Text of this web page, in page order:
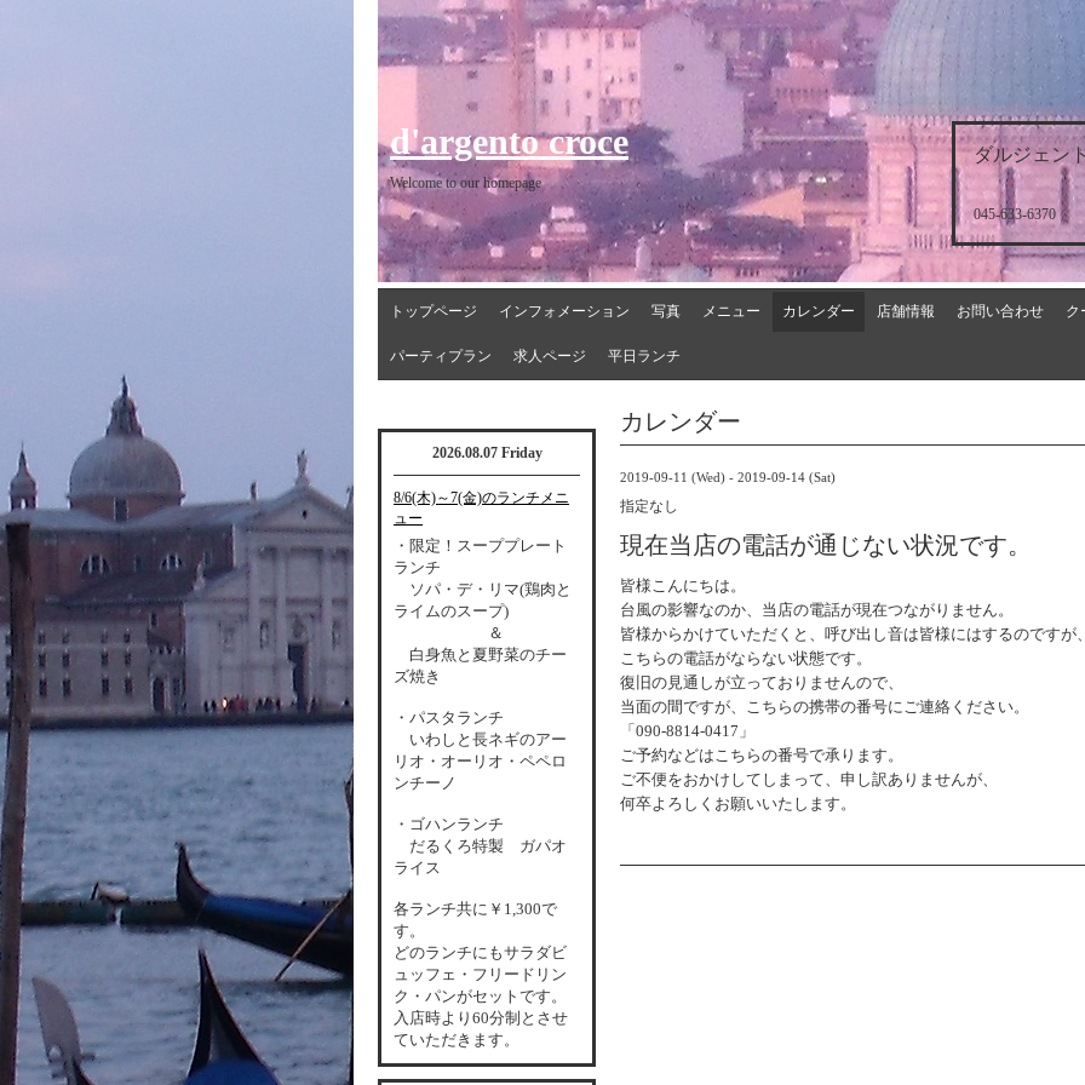
ダルジェン
045-633-6370
d'argento croce
Welcome to our homepage
トップページ インフォメーション 写真 メニュー カレンダー 店舗情報 お問い合わせ ク
パーティプラン 求人ページ 平日ランチ
カレンダー
2019-09-11 (Wed) - 2019-09-14 (Sat)
指定なし
現在当店の電話が通じない状況です。
皆様こんにちは。
台風の影響なのか、当店の電話が現在つながりません。
皆様からかけていただくと、呼び出し音は皆様にはするのですが
こちらの電話がならない状態です。
復旧の見通しが立っておりませんので、
当面の間ですが、こちらの携帯の番号にご連絡ください。
「090-8814-0417」
ご予約などはこちらの番号で承ります。
ご不便をおかけしてしまって、申し訳ありませんが、
何卒よろしくお願いいたします。
2026.08.07 Friday
8/6(木)～7(金)のランチメニ
ュー
・限定！スーププレート
ランチ
ソパ・デ・リマ(鶏肉と
ライムのスープ)
＆
白身魚と夏野菜のチー
ズ焼き
・パスタランチ
いわしと長ネギのアー
リオ・オーリオ・ペペロ
ンチーノ
・ゴハンランチ
だるくろ特製 ガパオ
ライス
各ランチ共に￥1,300で
す。
どのランチにもサラダビ
ュッフェ・フリードリン
ク・パンがセットです。
入店時より60分制とさせ
ていただきます。